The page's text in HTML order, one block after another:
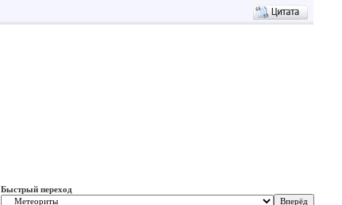
Быстрый переход